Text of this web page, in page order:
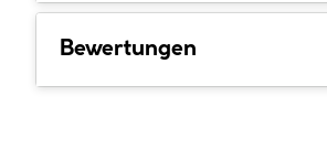
Bewertungen